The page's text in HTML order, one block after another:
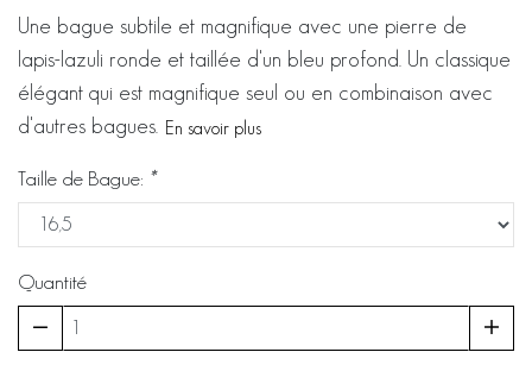
Une bague subtile et magnifique avec une pierre de
lapis-lazuli ronde et taillée d'un bleu profond. Un classique
élégant qui est magnifique seul ou en combinaison avec
d'autres bagues. En savoir plus
Taille de Bague: *
Quantité